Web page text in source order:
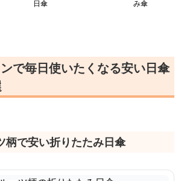
日傘
み傘
で毎日使いたくなる安い日傘
柄で安い折りたたみ日傘